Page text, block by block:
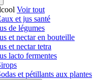
Voir tout
et jus santé
de légumes
et nectar en bouteille
et nectar tetra
lacto fermentes
et pétillants aux plantes